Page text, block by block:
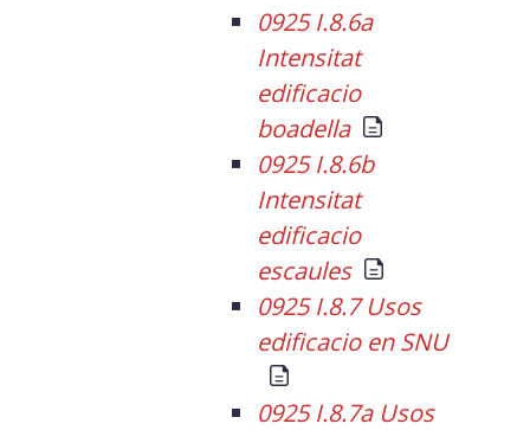
0925 I.8.6a
Intensitat
edificacio
boadella
0925 I.8.6b
Intensitat
edificacio
escaules
0925 I.8.7 Usos
edificacio en SNU
0925 I.8.7a Usos